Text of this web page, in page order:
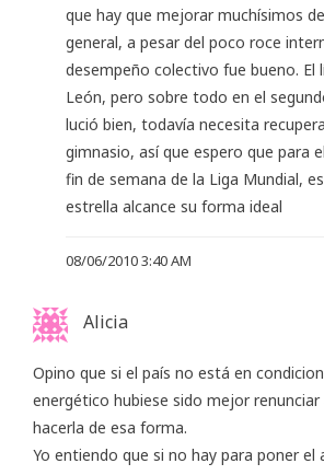
que hay que mejorar muchísimos
general, a pesar del poco roce
desempeño colectivo fue bueno. El
León, pero sobre todo en el
lució bien, todavía necesita
gimnasio, así que espero que para
fin de semana de la Liga Mundial,
estrella alcance su forma ideal
08/06/2010 3:40 AM
Alicia
Opino que si el país no está en
energético hubiese sido mejor renunciar
hacerla de esa forma.
Yo entiendo que si no hay para poner el